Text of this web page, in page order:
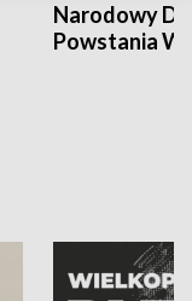
Narodowy
Powstania